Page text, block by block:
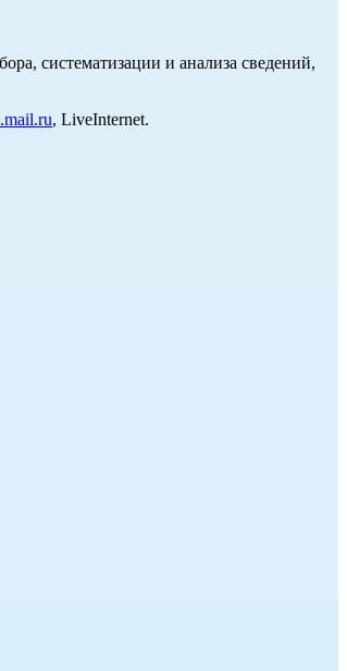
систематизации и анализа сведений,
, LiveInternet.